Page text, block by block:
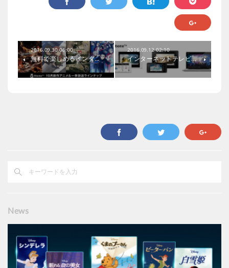
2016.09.30 06:00
無料で楽しめるインタ…
2016.09.12 02:10
インターネットテレビ…
News